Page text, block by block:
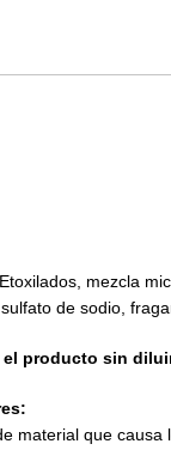
mezcla
de sodio,
el producto sin
material que